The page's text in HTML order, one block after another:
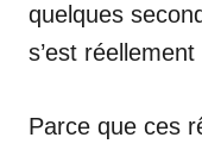
quelques
s’est
Parce que ces